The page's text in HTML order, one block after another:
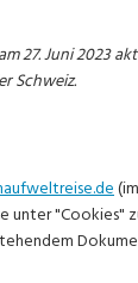
27. Juni 2023
Schweiz.
unter "Cookies"